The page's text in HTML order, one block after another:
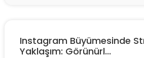
Instagram Büyümesinde
Yaklaşım: Görünürl...